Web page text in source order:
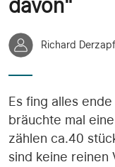
davon"
Richard Derzapf
Es fing alles
bräuchte mal
zählen ca.40
sind keine reinen